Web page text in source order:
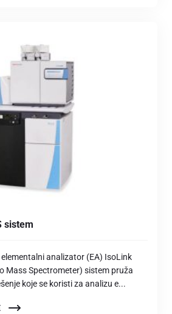
sistem
analizator (EA) IsoLink
Mass Spectrometer) sistem pruža
koje se koristi za analizu e...